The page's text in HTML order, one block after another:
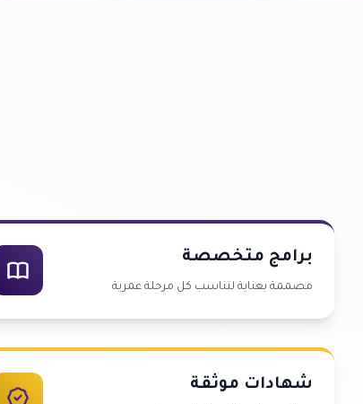
برامج متخصصة
مصممة بعناية لتناسب كل مرحلة عمرية
شهادات موثقة